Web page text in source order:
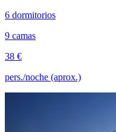
6 dormitorios
9 camas
38 €
pers./noche (aprox.)